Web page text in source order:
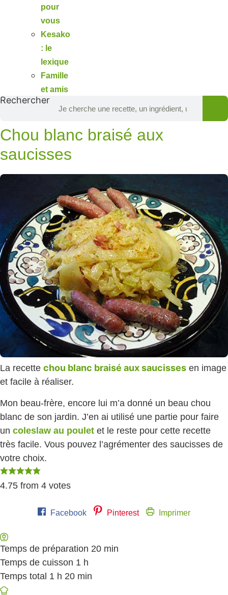
pour
vous
Kesako
: le
lexique
Famille
et amis
Rechercher
Chou blanc braisé aux
saucisses
La recette chou blanc braisé aux saucisses en image
et facile à réaliser.
Mon beau-frère, encore lui m’a donné un beau chou
blanc de son jardin. J’en ai utilisé une partie pour faire
un coleslaw au poulet et le reste pour cette recette
très facile. Vous pouvez l’agrémenter des saucisses de
votre choix.
4.75 from 4 votes
Facebook Pinterest Imprimer
Temps de préparation 20 minutes
min
Temps de cuisson 1 heure
h
Temps total 1 heure
h 20 minutes
min